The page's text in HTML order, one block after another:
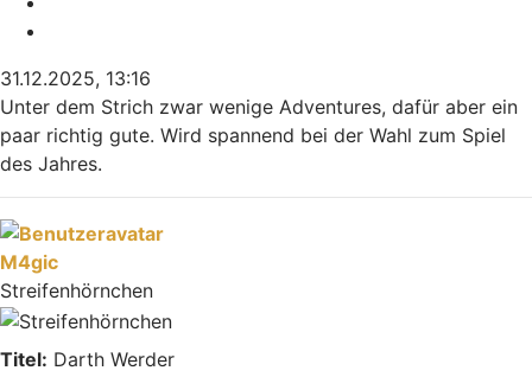
31.12.2025, 13:16
Unter dem Strich zwar wenige Adventures, dafür aber ein
paar richtig gute. Wird spannend bei der Wahl zum Spiel
des Jahres.
Nach oben
M4gic
Streifenhörnchen
Titel: Darth Werder